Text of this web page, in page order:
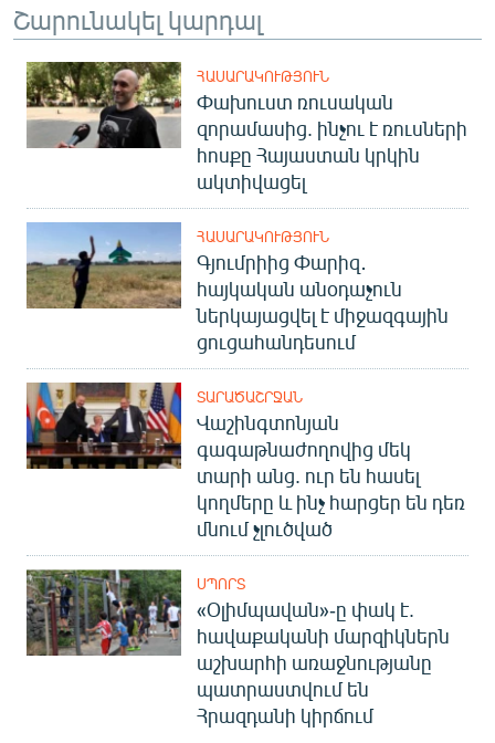
Շարունակել կարդալ
ՀԱՍԱՐԱԿՈՒԹՅՈՒՆ
Փախուստ ռուսական
զորամասից. ինչու է ռուսների
հոսքը Հայաստան կրկին
ակտիվացել
ՀԱՍԱՐԱԿՈՒԹՅՈՒՆ
Գյումրիից Փարիզ․
հայկական անօդաչուն
ներկայացվել է միջազգային
ցուցահանդեսում
ՏԱՐԱԾԱՇՐՋԱՆ
Վաշինգտոնյան
գագաթնաժողովից մեկ
տարի անց. ուր են հասել
կողմերը և ինչ հարցեր են դեռ
մնում չլուծված
ՍՊՈՐՏ
«Օլիմպավան»-ը փակ է.
հավաքականի մարզիկներն
աշխարհի առաջնությանը
պատրաստվում են
Հրազդանի կիրճում